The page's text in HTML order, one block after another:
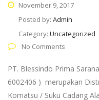
November 9, 2017
Posted by: Admin
Category: Uncategorized
No Comments
PT. Blessindo Prima
6002406 ) merupakan
Komatsu / Suku Cadang